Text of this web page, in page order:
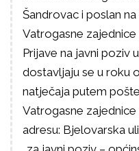
Šandrovac i poslan
Vatrogasne
Prijave na javni poziv
dostavljaju se u roku
natječaja putem
Vatrogasne
adresu: Bjelovarska